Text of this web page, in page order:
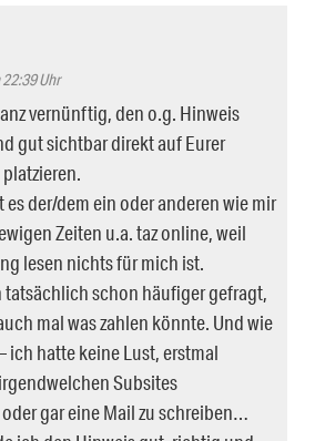
Uhr
vernünftig, den o.g. Hinweis
gut sichtbar direkt auf Eurer
der/dem ein oder anderen wie mir
Zeiten u.a. taz online, weil
lesen nichts für mich ist.
tatsächlich schon häufiger gefragt,
mal was zahlen könnte. Und wie
ich hatte keine Lust, erstmal
Subsites
gar eine Mail zu schreiben…